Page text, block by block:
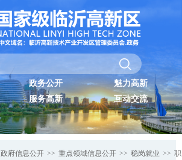
政务公开
魅力高新
服务高新
互动交流
政府信息公开 >> 重点领域信息公开 >> 稳岗就业 >> 职